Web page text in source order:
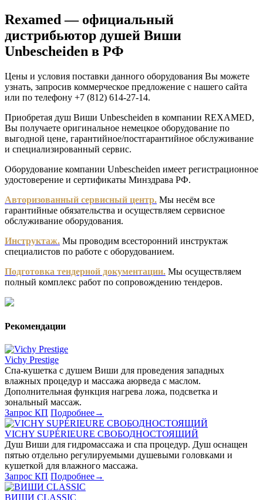
Rexamed — официальный
дистрибьютор душей Виши
Unbescheiden в РФ
Цены и условия поставки данного оборудования Вы можете
узнать, запросив коммерческое предложение с нашего сайта
или по телефону +7 (812) 614-27-14.
Приобретая душ Виши Unbescheiden в компании REXAMED,
Вы получаете оригинальное немецкое оборудование по
выгодной цене, гарантийное/постгарантийное обслуживание
и специализированный сервис.
Оборудование компании Unbescheiden имеет регистрационное
удостоверение и сертификаты Минздрава РФ.
Авторизованный сервисный центр. Мы несём все
гарантийные обязательства и осуществляем сервисное
обслуживание оборудования.
Инструктаж. Мы проводим всесторонний инструктаж
специалистов по работе с оборудованием.
Подготовка тендерной документации. Мы осуществляем
полный комплекс работ по сопровождению тендеров.
Рекомендации
Vichy Prestige
Спа-кушетка с душем Виши для проведения западных
влажных процедур и массажа аюрведа с маслом.
Дополнительная функция нагрева ложа, подсветка и
зональный массаж.
Запрос КП Подробнее→
VICHY SUPÉRIEURE СВОБОДНОСТОЯЩИЙ
Душ Виши для гидромассажа и спа процедур. Душ оснащен
пятью отдельно регулируемыми душевыми головками и
кушеткой для влажного массажа.
Запрос КП Подробнее→
ВИШИ CLASSIC